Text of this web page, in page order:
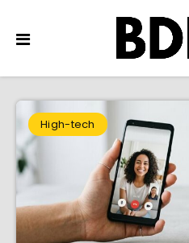
High-tech